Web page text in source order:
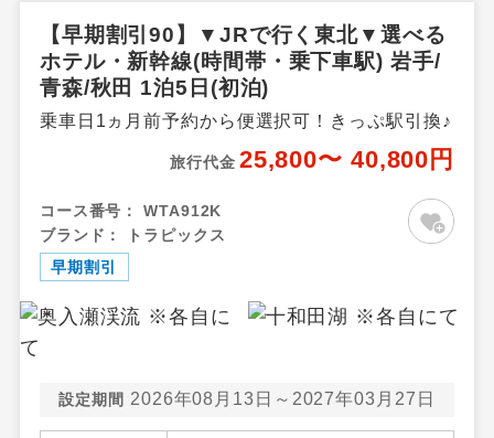
輪・湯瀬温泉・玉川温泉・田
沢湖高原・乳頭温泉郷・十和
田湖秋田県
【早期割引90】▼JRで行く東北▼選べる
ホテル・新幹線(時間帯・乗下車駅) 岩手/
青森/秋田 1泊5日(初泊)
乗車日1ヵ月前予約から便選択可！きっぷ駅引換♪
旅行代金 25,800〜 40,800円
コース番号：
WTA912K
ブランド：
トラピックス
早期割引
設定期間 2026年08月13日～2027年03月27日